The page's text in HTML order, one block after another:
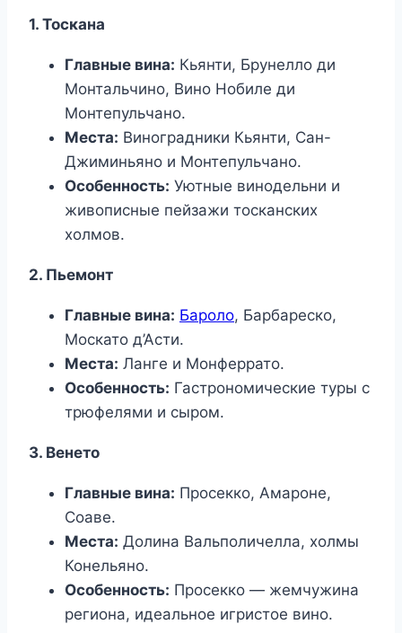
1. Тоскана
Главные вина: Кьянти, Брунелло ди
Монтальчино, Вино Нобиле ди
Монтепульчано.
Места: Виноградники Кьянти, Сан-
Джиминьяно и Монтепульчано.
Особенность: Уютные винодельни и
живописные пейзажи тосканских
холмов.
2. Пьемонт
Главные вина: Бароло, Барбареско,
Москато д’Асти.
Места: Ланге и Монферрато.
Особенность: Гастрономические туры с
трюфелями и сыром.
3. Венето
Главные вина: Просекко, Амароне,
Соаве.
Места: Долина Вальполичелла, холмы
Конельяно.
Особенность: Просекко — жемчужина
региона, идеальное игристое вино.